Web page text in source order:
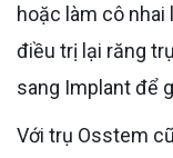
hoặc làm cô nhai
điều trị lại răng
sang Implant để
Với trụ Osstem cũ, bác sĩ sẽ kiểm tra trụ còn tích hợp